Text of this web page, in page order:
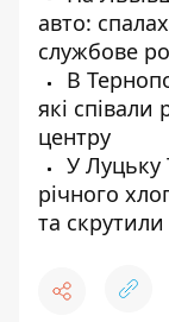
авто:
службове
В
які
центру
У Луцьку
річного
та скрутили